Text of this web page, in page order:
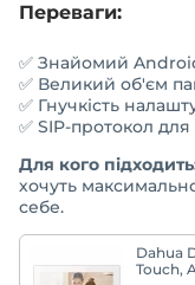
Переваги:
✅ Знайомий
✅ Великий об'єм
✅ Гнучкість
✅ SIP-протокол
Для кого
хочуть
себе.
Dahua
Touch,